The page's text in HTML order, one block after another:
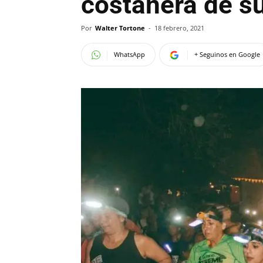
Por Walter Tortone - 18 febrero, 2021
WhatsApp + Seguinos en Google